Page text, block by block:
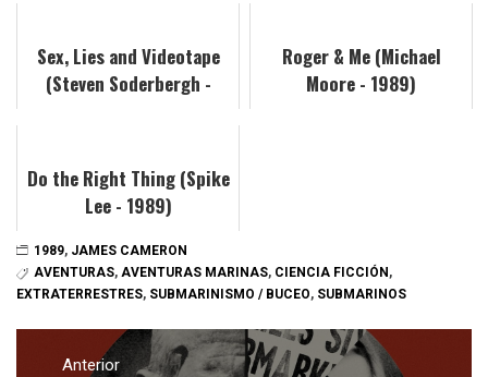
Sex, Lies and Videotape
(Steven Soderbergh -
Roger & Me (Michael
Moore - 1989)
Do the Right Thing (Spike
Lee - 1989)
1989, JAMES CAMERON
AVENTURAS, AVENTURAS MARINAS, CIENCIA FICCIÓN ,
EXTRATERRESTRES, SUBMARINISMO / BUCEO, SUBMARINOS
Navegación
Anterior